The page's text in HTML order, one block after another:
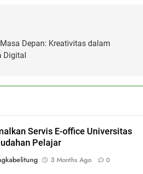
Depan: Kreativitas dalam
Digital
Servis E-office Universitas
Pelajar
3 Months Ago 0